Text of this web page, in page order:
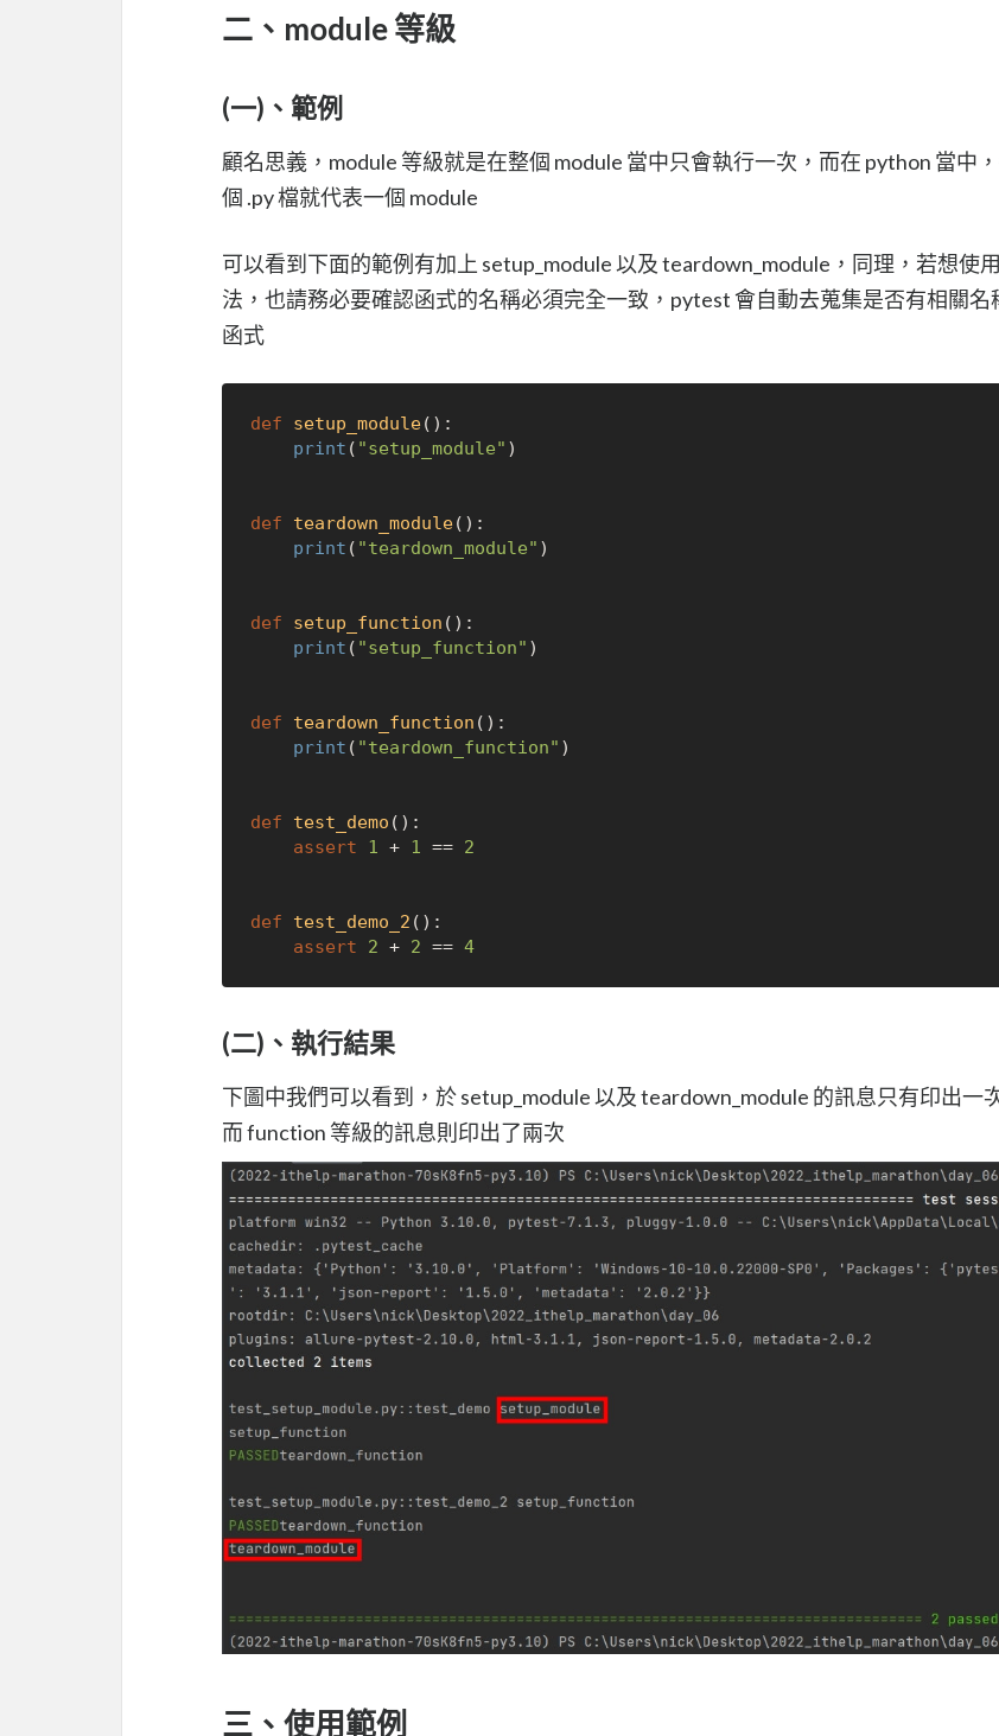
二、module 等級
(一)、範例
顧名思義，module 等級就是在整個 module 當中只會執行一次，而在 python 當中
個 .py 檔就代表一個 module
可以看到下面的範例有加上 setup_module 以及 teardown_module，同理，若想使
法，也請務必要確認函式的名稱必須完全一致，pytest 會自動去蒐集是否有相關名
函式
def setup_module():
print ( "setup_module" )
def teardown_module():
print ( "teardown_module" )
def setup_function ():
print ( "setup_function" )
def teardown_function ():
print ( "teardown_function" )
def test_demo ():
assert
1 + 1 == 2
def test_demo_2 ():
assert
2 + 2 == 4
(二)、執行結果
下圖中我們可以看到，於 setup_module 以及 teardown_module 的訊息只有印出一
而 function 等級的訊息則印出了兩次
三、使用範例